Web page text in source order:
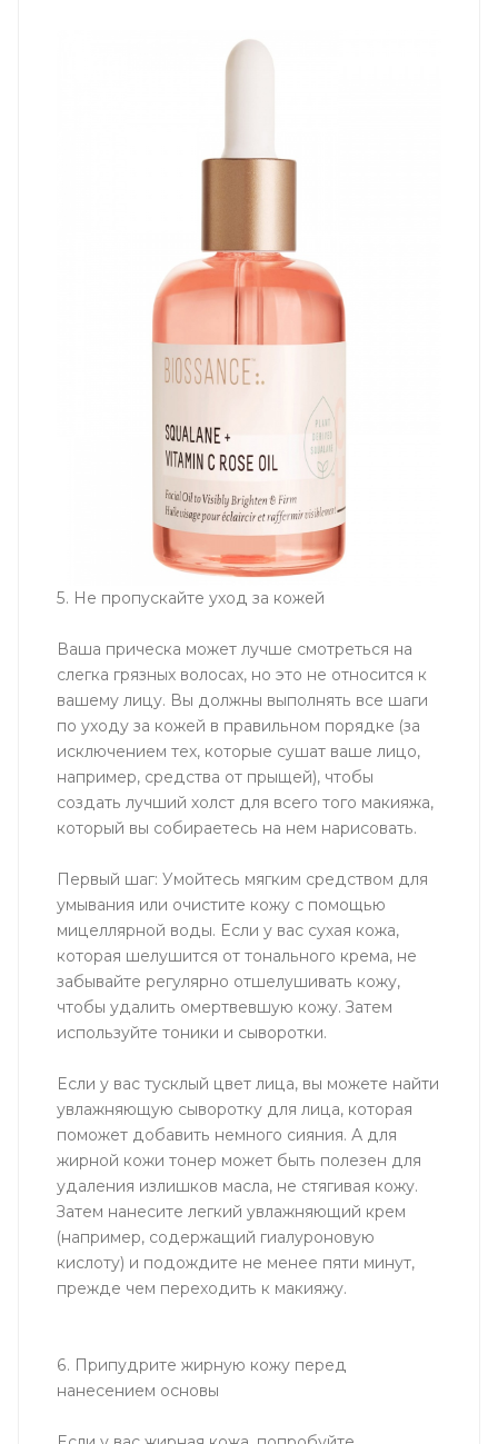
5. Не пропускайте уход за кожей
Ваша прическа может лучше смотреться на
слегка грязных волосах, но это не относится к
вашему лицу. Вы должны выполнять все шаги
по уходу за кожей в правильном порядке (за
исключением тех, которые сушат ваше лицо,
например, средства от прыщей), чтобы
создать лучший холст для всего того макияжа,
который вы собираетесь на нем нарисовать.
Первый шаг: Умойтесь мягким средством для
умывания или очистите кожу с помощью
мицеллярной воды. Если у вас сухая кожа,
которая шелушится от тонального крема, не
забывайте регулярно отшелушивать кожу,
чтобы удалить омертвевшую кожу. Затем
используйте тоники и сыворотки.
Если у вас тусклый цвет лица, вы можете найти
увлажняющую сыворотку для лица, которая
поможет добавить немного сияния. А для
жирной кожи тонер может быть полезен для
удаления излишков масла, не стягивая кожу.
Затем нанесите легкий увлажняющий крем
(например, содержащий гиалуроновую
кислоту) и подождите не менее пяти минут,
прежде чем переходить к макияжу.
6. Припудрите жирную кожу перед
нанесением основы